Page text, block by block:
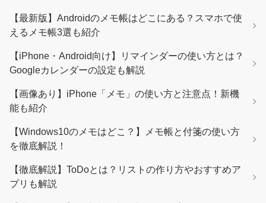
【最新版】Androidのメモ帳はどこにある？スマホで使
えるメモ帳3選も紹介
【iPhone・Android向け】リマインダーの使い方とは？
Googleカレンダーの設定も解説
【画像あり】iPhone「メモ」の使い方と注意点！新機
能も紹介
【Windows10のメモはどこ？】メモ帳と付箋の使い方
を徹底解説！
【徹底解説】ToDoとは？リストの作り方やおすすめア
プリも解説